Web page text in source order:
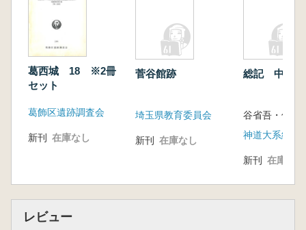
葛西城 18 ※2冊
セット
葛飾区遺跡調査会
新刊 在庫なし
菅谷館跡
埼玉県教育委員会
新刊 在庫なし
総記 中
神道大系編纂
新刊 在庫なし
レビュー